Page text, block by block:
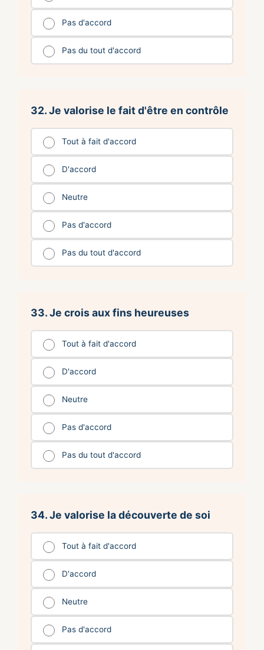
Pas d'accord
Pas du tout d'accord
32. Je valorise le fait d'être en contrôle
Tout à fait d'accord
D'accord
Neutre
Pas d'accord
Pas du tout d'accord
33. Je crois aux fins heureuses
Tout à fait d'accord
D'accord
Neutre
Pas d'accord
Pas du tout d'accord
34. Je valorise la découverte de soi
Tout à fait d'accord
D'accord
Neutre
Pas d'accord